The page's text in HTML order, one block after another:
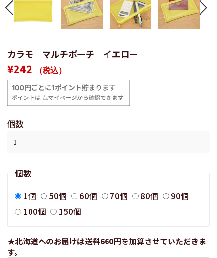
カラモ マルチポーチ イエロー
通
常
価
格
¥242 （税込）
売
価
格
個数
個数
1個
50個 60個 70個 80個
90個
100個
150個
★北海道へのお届けは送料660円を加算させていただきま
す。